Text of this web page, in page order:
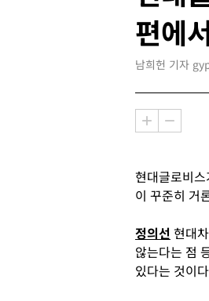
편에
남희헌 기자
현대글로비
이 꾸준히 거
정의선 현대
않는다는 점
있다는 것이